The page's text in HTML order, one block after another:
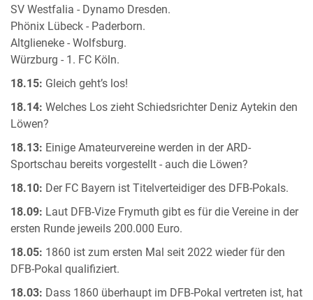
SV Westfalia - Dynamo Dresden.
Phönix Lübeck - Paderborn.
Altglieneke - Wolfsburg.
Würzburg - 1. FC Köln.
18.15: Gleich geht’s los!
18.14: Welches Los zieht Schiedsrichter Deniz Aytekin den
Löwen?
18.13: Einige Amateurvereine werden in der ARD-
Sportschau bereits vorgestellt - auch die Löwen?
18.10: Der FC Bayern ist Titelverteidiger des DFB-Pokals.
18.09: Laut DFB-Vize Frymuth gibt es für die Vereine in der
ersten Runde jeweils 200.000 Euro.
18.05: 1860 ist zum ersten Mal seit 2022 wieder für den
DFB-Pokal qualifiziert.
18.03: Dass 1860 überhaupt im DFB-Pokal vertreten ist, hat